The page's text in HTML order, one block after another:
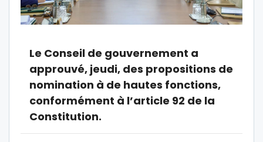
Le Conseil de gouvernement a
approuvé, jeudi, des propositions de
nomination à de hautes fonctions,
conformément à l’article 92 de la
Constitution.